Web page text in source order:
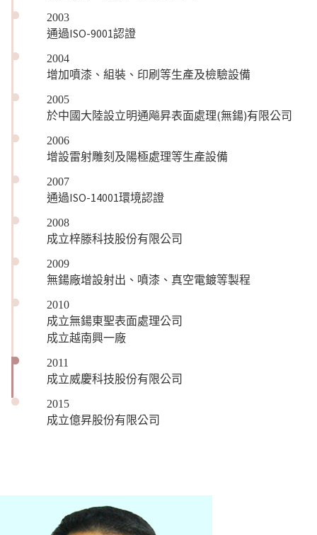
2003
通過ISO-9001認證
2004
增加噴漆、組裝、印刷等生產及檢驗設備
2005
於中國大陸設立明通飚昇表面處理(無鍚)有限公司
2006
增設雷射雕刻及陽極處理等生產設備
2007
通過ISO-14001環境認證
2008
成立梓滕科技股份有限公司
2009
無鍚廠增設射出、噴漆、真空電鍍等製程
2010
成立無鍚東聖表面處理公司
成立越南興一廠
2011
成立威慶科技股份有限公司
2015
成立億昇股份有限公司